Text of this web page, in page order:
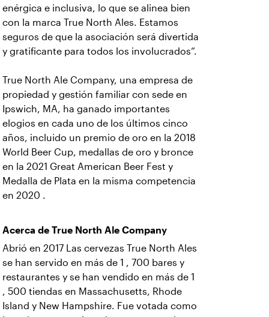
enérgica e inclusiva, lo que se alinea bien
con la marca True North Ales. Estamos
seguros de que la asociación será divertida
y gratificante para todos los involucrados”.
True North Ale Company, una empresa de
propiedad y gestión familiar con sede en
Ipswich, MA, ha ganado importantes
elogios en cada uno de los últimos cinco
años, incluido un premio de oro en la 2018
World Beer Cup, medallas de oro y bronce
en la 2021 Great American Beer Fest y
Medalla de Plata en la misma competencia
en 2020 .
Acerca de True North Ale Company
Abrió en 2017 Las cervezas True North Ales
se han servido en más de 1 , 700 bares y
restaurantes y se han vendido en más de 1
, 500 tiendas en Massachusetts, Rhode
Island y New Hampshire. Fue votada como